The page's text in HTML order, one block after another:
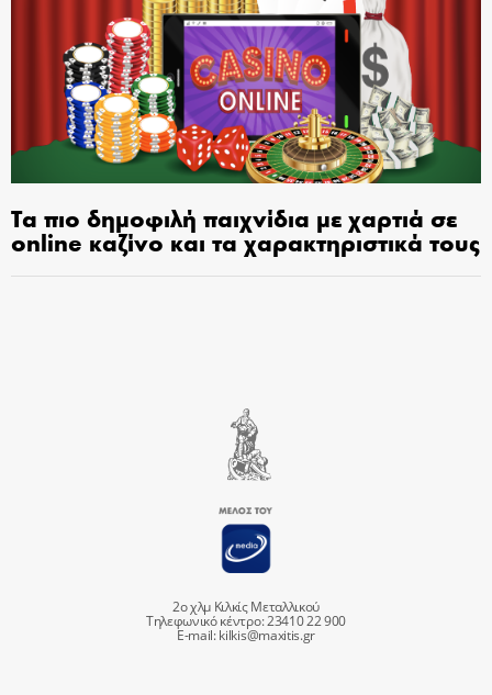
Τα πιο δημοφιλή παιχνίδια με χαρτιά σε
online καζίνο και τα χαρακτηριστικά τους
2ο χλμ Κιλκίς Μεταλλικού
Τηλεφωνικό κέντρο: 23410 22 900
E-mail:kilkis@maxitis.gr